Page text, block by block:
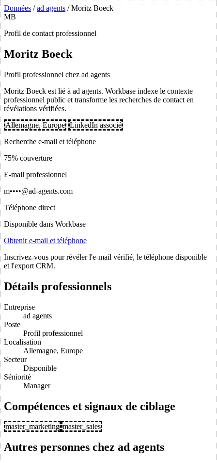
Données / ad agents / Moritz Boeck
MB
Profil de contact professionnel
Moritz Boeck
Profil professionnel chez ad agents
Moritz Boeck est lié à ad agents. Workbase indexe le contexte
professionnel public et transforme les recherches de contact en
révélations vérifiées.
Allemagne, Europe LinkedIn associé
Recherche e-mail et téléphone
75% couverture
E-mail professionnel
m••••@ad-agents.com
Téléphone direct
Disponible dans Workbase
Obtenir e-mail et téléphone
Inscrivez-vous pour révéler l'e-mail vérifié, le téléphone disponible
et l'export CRM.
Détails professionnels
Entreprise
ad agents
Poste
Profil professionnel
Localisation
Allemagne, Europe
Secteur
Disponible
Séniorité
Manager
Compétences et signaux de ciblage
master_marketing master_sales
Autres personnes chez ad agents